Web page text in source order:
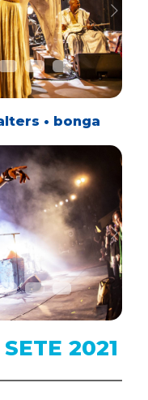
Next
• bonga
Next
2021